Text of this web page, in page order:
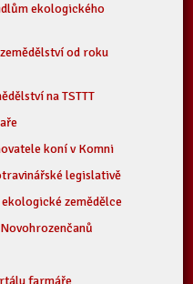
ekologického
od roku
na TSTTT
koní v Komni
legislativě
zemědělce
farmáře